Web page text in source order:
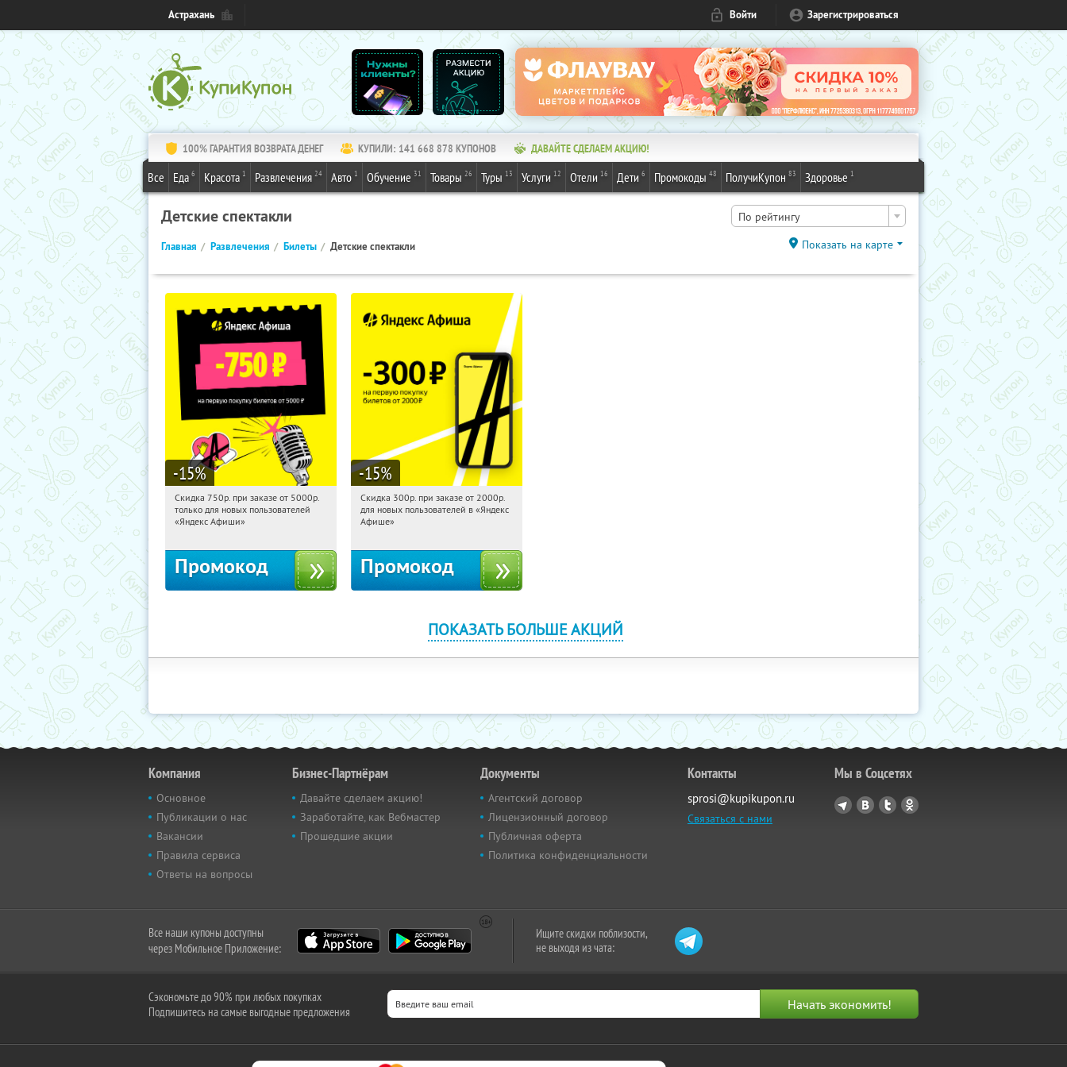
Астрахань Войти Зарегистрироваться
100% ГАРАНТИЯ ВОЗВРАТА ДЕНЕГ КУПИЛИ: 141 668 878 КУПОНОВ ДАВАЙТЕ СДЕЛАЕМ АКЦИЮ!
Все Еда 6 Красота 1 Развлечения 24 Авто 1 Обучение 31 Товары 26 Туры 13 Услуги 12 Отели 16 Дети 6 Промокоды 48 ПолучиКупон 83 Здоровье 1
Детские спектакли По рейтингу
Главная Развлечения Билеты Детские спектакли Показать на карте
-15%
11:31:08 Получили:114
Россия
Скидка 750р. при заказе от 5000р.
только для новых пользователей
«Яндекс Афиши»
Промокод
-15%
11:31:08 Получили:65
Россия
Скидка 300р. при заказе от 2000р.
для новых пользователей в «Яндекс
Афише»
Промокод
ПОКАЗАТЬ БОЛЬШЕ АКЦИЙ
Компания
Основное
Публикации о нас
Вакансии
Правила сервиса
Ответы на вопросы
Бизнес-Партнёрам
Давайте сделаем акцию!
Заработайте, как Вебмастер
Прошедшие акции
Документы
Агентский договор
Лицензионный договор
Публичная оферта
Политика конфиденциальности
Контакты
sprosi@kupikupon.ru
Связаться с нами
Мы в Соцсетях
Все наши купоны доступны
через Мобильное Приложение:
Ищите скидки поблизости,
не выходя из чата:
Сэкономьте до 90% при любых покупках
Подпишитесь на самые выгодные предложения